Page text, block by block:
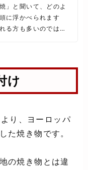
」と聞いて、どのよ
に浮かべられます
る方も多いのではな
け
り、ヨーロッパ
た焼き物です。
の焼き物とは違